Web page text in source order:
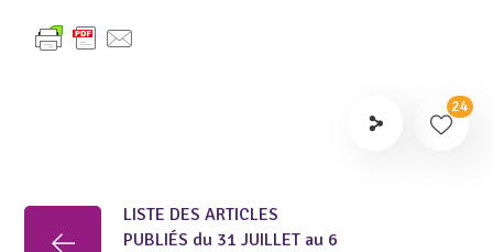
24
LISTE DES ARTICLES
PUBLIÉS du 31 JUILLET au 6